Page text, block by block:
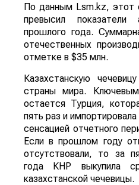
По данным Lsm.kz, этот
превысил показатели
прошлого года.
отечественных
отметке в $35 млн.
Казахстанскую
страны мира.
остается Турция,
пять раз и
сенсацией отчетного
Если в прошлом году
отсутствовали, то за
года КНР выкупила
казахстанской чечевицы.